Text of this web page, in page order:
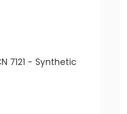
7121 - Synthetic